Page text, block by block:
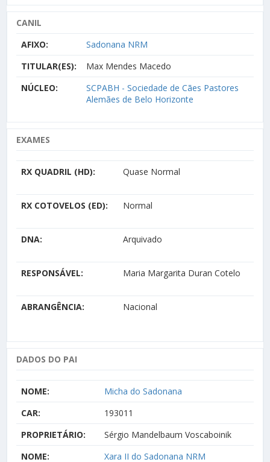
CANIL
AFIXO:
Sadonana NRM
TITULAR(ES):
Max Mendes Macedo
NÚCLEO:
SCPABH - Sociedade de Cães Pastores
Alemães de Belo Horizonte
EXAMES
RX QUADRIL (HD): Quase Normal
RX COTOVELOS (ED): Normal
DNA: Arquivado
RESPONSÁVEL: Maria Margarita Duran Cotelo
ABRANGÊNCIA: Nacional
DADOS DO PAI
NOME:
Micha do Sadonana
CAR:
193011
PROPRIETÁRIO:
Sérgio Mandelbaum Voscaboinik
NOME:
Xara II do Sadonana NRM